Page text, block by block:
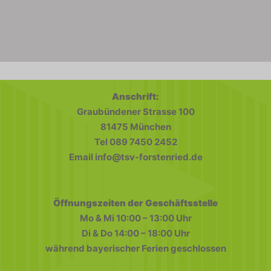
Anschrift:
Graubündener Strasse 100
81475 München
Tel 089 7450 2452
Email info@tsv-forstenried.de
Öffnungszeiten der Geschäftsstelle
Mo & Mi 10:00 – 13:00 Uhr
Di & Do 14:00 – 18:00 Uhr
während bayerischer Ferien geschlossen